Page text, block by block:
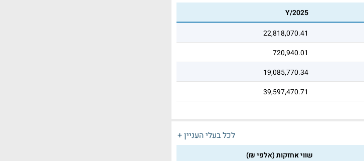
Y/2025
22,818,070.41
720,940.01
19,085,770.34
39,597,470.71
לכל בעלי העניין +
שווי אחזקות (אלפי ₪)